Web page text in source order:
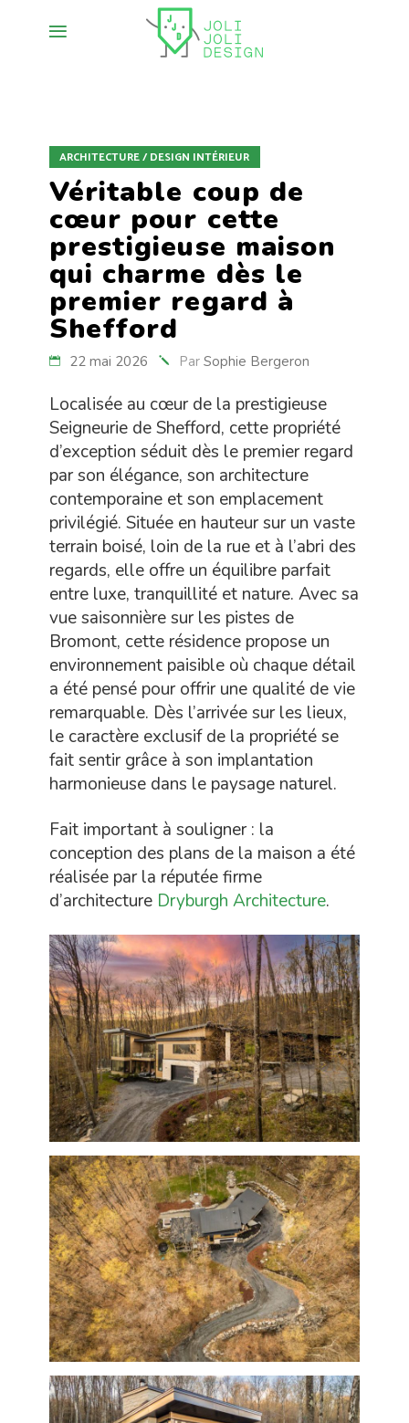
ARCHITECTURE / DESIGN INTÉRIEUR
Véritable coup de
cœur pour cette
prestigieuse maison
qui charme dès le
premier regard à
Shefford
22 mai 2026 Par Sophie Bergeron
Localisée au cœur de la prestigieuse
Seigneurie de Shefford, cette propriété
d’exception séduit dès le premier regard
par son élégance, son architecture
contemporaine et son emplacement
privilégié. Située en hauteur sur un vaste
terrain boisé, loin de la rue et à l’abri des
regards, elle offre un équilibre parfait
entre luxe, tranquillité et nature. Avec sa
vue saisonnière sur les pistes de
Bromont, cette résidence propose un
environnement paisible où chaque détail
a été pensé pour offrir une qualité de vie
remarquable. Dès l’arrivée sur les lieux,
le caractère exclusif de la propriété se
fait sentir grâce à son implantation
harmonieuse dans le paysage naturel.
Fait important à souligner : la
conception des plans de la maison a été
réalisée par la réputée firme
d’architecture Dryburgh Architecture.